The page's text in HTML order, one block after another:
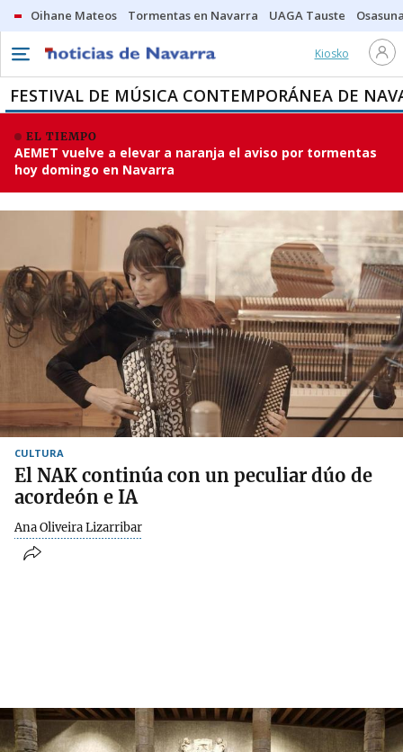
Oihane Mateos Tormentas en Navarra UAGA Tauste
Kiosko
FESTIVAL DE MÚSICA CONTEMPORÁNEA DE
EL TIEMPO
AEMET vuelve a elevar a naranja el aviso por tormentas
hoy domingo en Navarra
CULTURA
El NAK continúa con un peculiar dúo de
acordeón e IA
Ana Oliveira Lizarribar